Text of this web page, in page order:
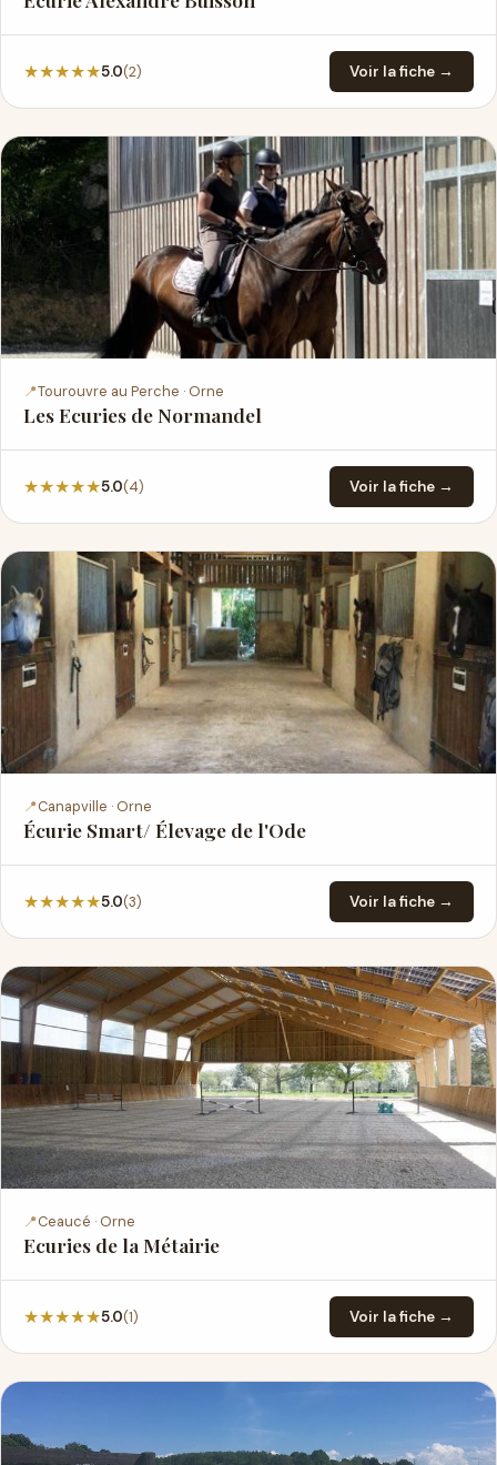
★★★★★5.0(2) Voir la fiche →
📍Tourouvre au Perche · Orne
Les Ecuries de Normandel
★★★★★5.0(4) Voir la fiche →
📍Canapville · Orne
Écurie Smart/ Élevage de l'Ode
★★★★★5.0(3) Voir la fiche →
📍Ceaucé · Orne
Ecuries de la Métairie
★★★★★5.0(1) Voir la fiche →